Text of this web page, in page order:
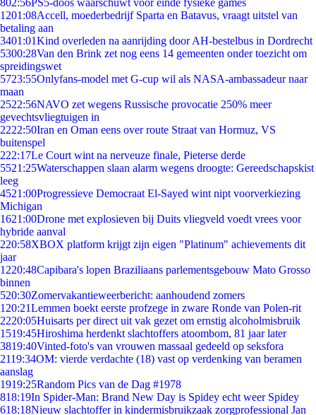
802:56PS5-doos waarschuwt voor einde fysieke games
1201:08Accell, moederbedrijf Sparta en Batavus, vraagt uitstel van
betaling aan
3401:01Kind overleden na aanrijding door AH-bestelbus in Dordrecht
5300:28Van den Brink zet nog eens 14 gemeenten onder toezicht om
spreidingswet
5723:55Onlyfans-model met G-cup wil als NASA-ambassadeur naar
maan
2522:56NAVO zet wegens Russische provocatie 250% meer
gevechtsvliegtuigen in
2222:50Iran en Oman eens over route Straat van Hormuz, VS
buitenspel
222:17Le Court wint na nerveuze finale, Pieterse derde
5521:25Waterschappen slaan alarm wegens droogte: Gereedschapskist
leeg
4521:00Progressieve Democraat El-Sayed wint nipt voorverkiezing
Michigan
1621:00Drone met explosieven bij Duits vliegveld voedt vrees voor
hybride aanval
220:58XBOX platform krijgt zijn eigen "Platinum" achievements dit
jaar
1220:48Capibara's lopen Braziliaans parlementsgebouw Mato Grosso
binnen
520:30Zomervakantieweerbericht: aanhoudend zomers
1 20:21Lemmen boekt eerste profzege in zware Ronde van Polen-rit
2220:05Huisarts per direct uit vak gezet om ernstig alcoholmisbruik
1519:45Hiroshima herdenkt slachtoffers atoombom, 81 jaar later
3819:40Vinted-foto's van vrouwen massaal gedeeld op seksfora
2119:34OM: vierde verdachte (18) vast op verdenking van beramen
aanslag
1919:25Random Pics van de Dag #1978
818:19In Spider-Man: Brand New Day is Spidey echt weer Spidey
618:18Nieuw slachtoffer in kindermisbruikzaak zorgprofessional Jan